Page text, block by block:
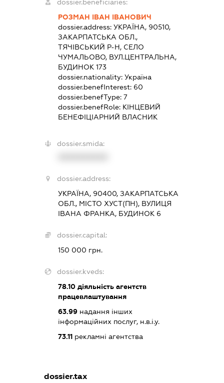
dossier.beneficiaries:
РОЗМАН ІВАН ІВАНОВИЧ
dossier.address: УКРАЇНА, 90510,
ЗАКАРПАТСЬКА ОБЛ.,
ТЯЧІВСЬКИЙ Р-Н, СЕЛО
ЧУМАЛЬОВО, ВУЛ.ЦЕНТРАЛЬНА,
БУДИНОК 173
dossier.nationality: Україна
dossier.benefInterest: 60
dossier.benefType: 7
dossier.benefRole: КІНЦЕВИЙ
БЕНЕФІЦІАРНИЙ ВЛАСНИК
dossier.smida:
dossier.address:
УКРАЇНА, 90400, ЗАКАРПАТСЬКА
ОБЛ., МІСТО ХУСТ(ПН), ВУЛИЦЯ
ІВАНА ФРАНКА, БУДИНОК 6
dossier.capital:
150 000 грн.
dossier.kveds:
78.10діяльність агентств
працевлаштування
63.99надання інших
інформаційних послуг, н.в.і.у.
73.11рекламні агентства
dossier.tax